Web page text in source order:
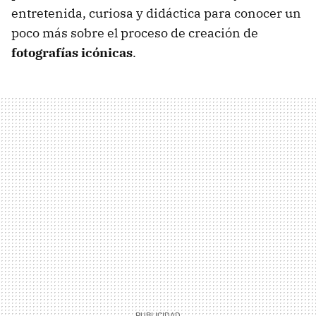
entretenida, curiosa y didáctica para conocer un
poco más sobre el proceso de creación de
fotografías icónicas.